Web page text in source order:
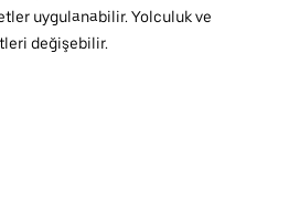
uygulanabilir. Yolculuk ve
değişebilir.